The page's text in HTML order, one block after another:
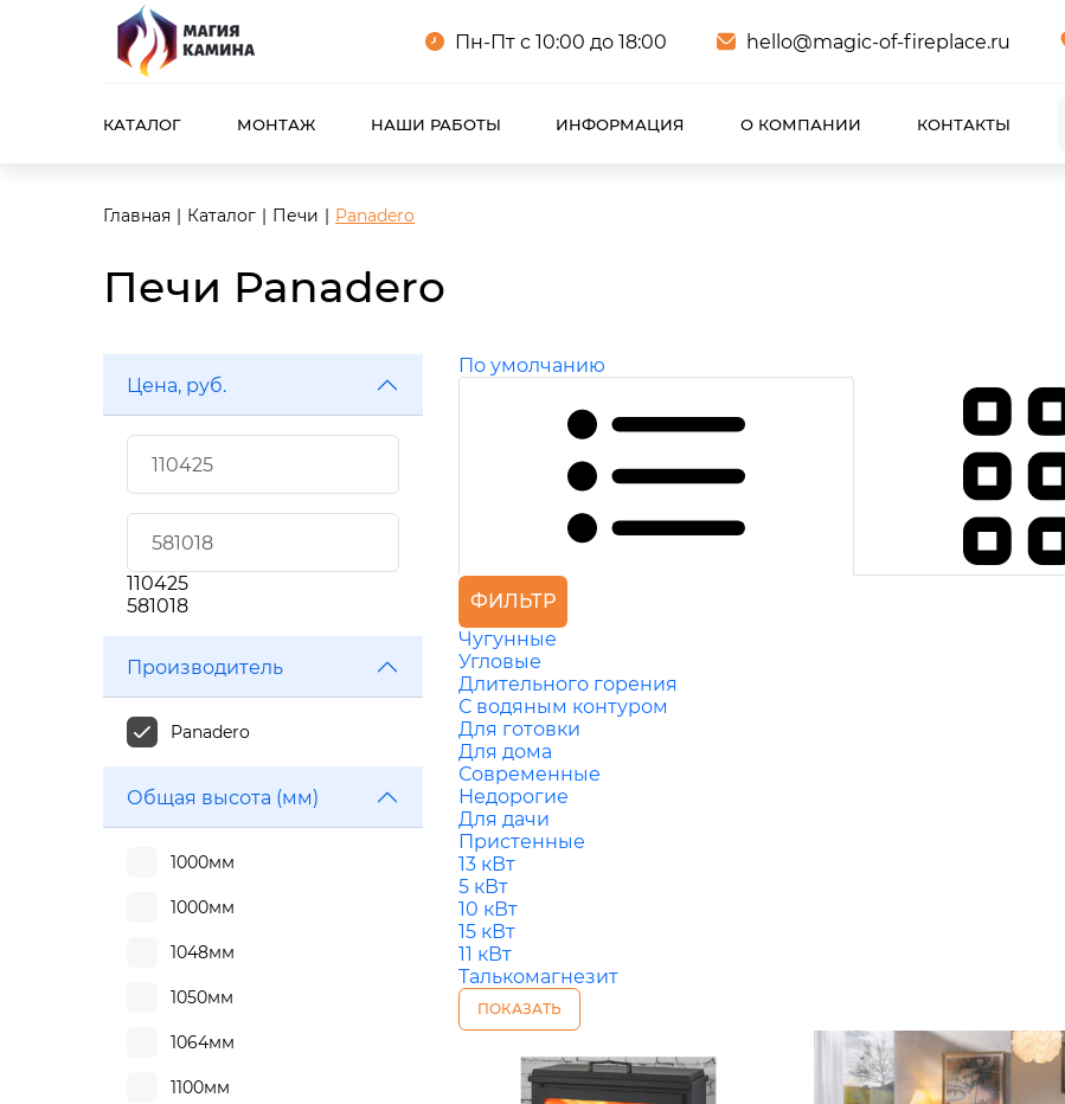
Пн-Пт с 10:00 до 18:00 hello@magic-of-fireplace.ru
КАТАЛОГ МОНТАЖ НАШИ РАБОТЫ ИНФОРМАЦИЯ О КОМПАНИИ КОНТАКТЫ
Главная Каталог Печи Panadero
Печи Panadero
Цена, руб.
110425
581018
Производитель
Panadero
Общая высота (мм)
1000мм
1000мм
1048мм
1050мм
1064мм
1100мм
По умолчанию
ФИЛЬТР
Чугунные
Угловые
Длительного горения
С водяным контуром
Для готовки
Для дома
Современные
Недорогие
Для дачи
Пристенные
13 кВт
5 кВт
10 кВт
15 кВт
11 кВт
Талькомагнезит
ПОКАЗАТЬ